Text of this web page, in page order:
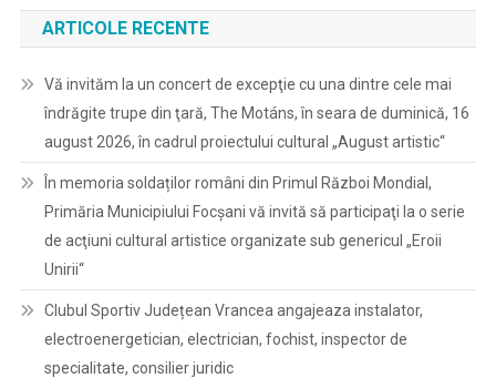
ARTICOLE RECENTE
Vă invităm la un concert de excepţie cu una dintre cele mai
îndrăgite trupe din ţară, The Motáns, în seara de duminică, 16
august 2026, în cadrul proiectului cultural „August artistic“
În memoria soldaților români din Primul Război Mondial,
Primăria Municipiului Focșani vă invită să participaţi la o serie
de acţiuni cultural artistice organizate sub genericul „Eroii
Unirii“
Clubul Sportiv Județean Vrancea angajeaza instalator,
electroenergetician, electrician, fochist, inspector de
specialitate, consilier juridic